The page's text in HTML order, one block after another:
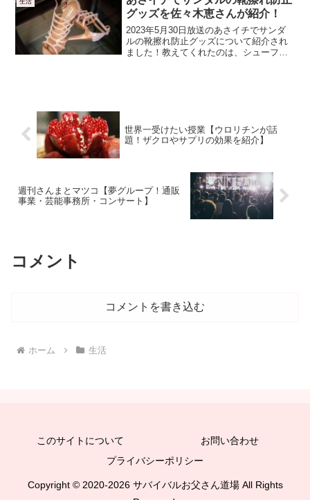
れたのは、平和台...
グッズを佐々木恵さんが紹介！
2023年5月30日放送のあさイチでサンダ
ルの靴擦れ防止グッズについて紹介され
ました！教えてくれたのは、シューフィ
世界一受けたい授業【ウロリチンが話
題！ザクロやサプリの効果を紹介】
週刊さんまとマツコ【夢グループ！通販
事業・芸能事務所・コンサート】
コメント
コメントを書き込む
ホーム 生活
このサイトについて
お問い合わせ
プライバシーポリシー
Copyright © 2020-2026 サバイバルお父さん道場 All Rights